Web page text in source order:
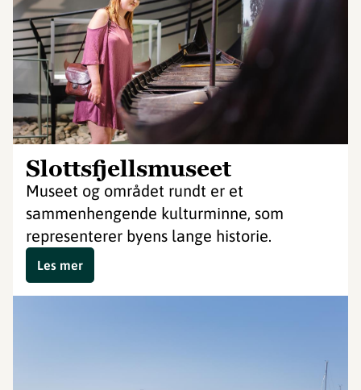
Slottsfjellsmuseet
Museet og området rundt er et
sammenhengende kulturminne, som
representerer byens lange historie.
Les mer